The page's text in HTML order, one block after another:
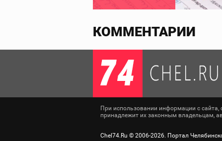
КОММЕНТАРИИ
При использовании информации с сайта,
принадлежит их законным владельцам,
Chel74.Ru © 2006-2026. Портал